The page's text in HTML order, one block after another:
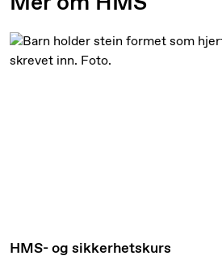
HMS- og sikkerhetskurs